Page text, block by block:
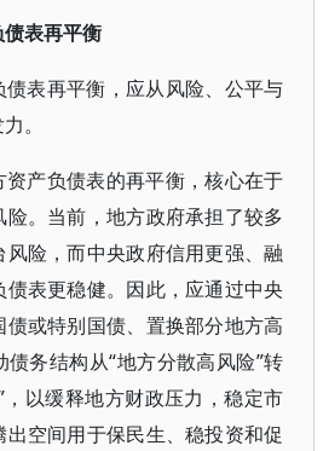
表再平衡
表再平衡，应从风险、公平与
。
产负债表的再平衡，核心在于
。当前，地方政府承担了较多
险，而中央政府信用更强、融
表更稳健。因此，应通过中央
或特别国债、置换部分地方高
务结构从“地方分散高风险”转
，以缓释地方财政压力，稳定市
空间用于保民生、稳投资和促